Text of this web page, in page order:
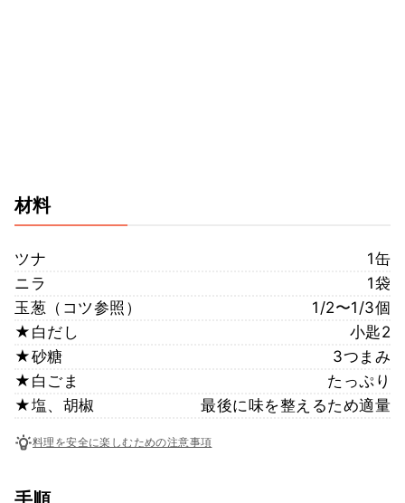
材料
ツナ
1缶
ニラ
1袋
玉葱（コツ参照）
1/2〜1/3個
★白だし
小匙2
★砂糖
3つまみ
★白ごま
たっぷり
★塩、胡椒
最後に味を整えるため適量
料理を安全に楽しむための注意事項